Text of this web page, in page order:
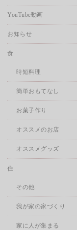
YouTube動画
お知らせ
食
時短料理
簡単おもてなし
お菓子作り
オススメのお店
オススメグッズ
住
その他
我が家の家づくり
家に人が集まる